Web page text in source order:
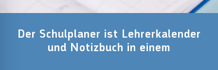
Der Schulplaner ist Lehrerkalender
und Notizbuch in einem